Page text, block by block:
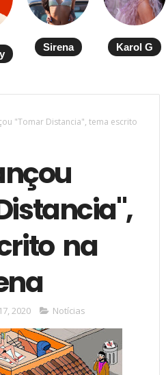
Sirena Karol G
"Tomar Distancia", tema escrito
na
2020 Notícias